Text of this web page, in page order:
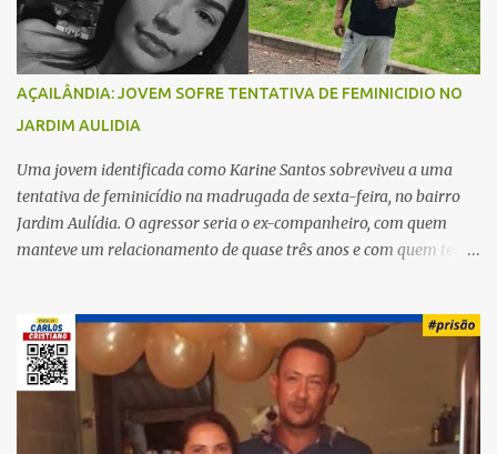
AÇAILÂNDIA: JOVEM SOFRE TENTATIVA DE FEMINICIDIO NO
JARDIM AULIDIA
Uma jovem identificada como Karine Santos sobreviveu a uma
tentativa de feminicídio na madrugada de sexta-feira, no bairro
Jardim Aulídia. O agressor seria o ex-companheiro, com quem
manteve um relacionamento de quase três anos e com quem tem
ela deixou claro que não queria. Naquela noite, a vítima recebeu o
convite de um amigo para ir a uma festa. Ao chegar ao local,
percebeu que o ex também estava presente, mas permaneceu
tranquila durante todo o evento. O ataque aconteceu quando
Karine retornava para casa, por volta das 5h40 da manhã.